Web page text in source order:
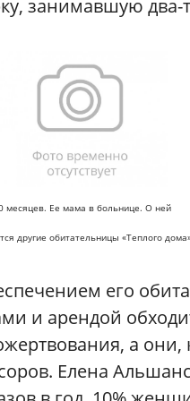
занимавшую два-
месяцев. Ее мама в больнице. О ней
другие обитательницы «Теплого
его
и арендой
а они,
Елена